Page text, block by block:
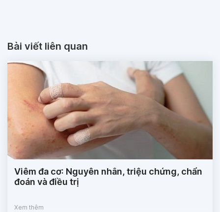
Bài viết liên quan
Viêm đa cơ: Nguyên nhân, triệu chứng, chẩn
đoán và điều trị
Xem thêm